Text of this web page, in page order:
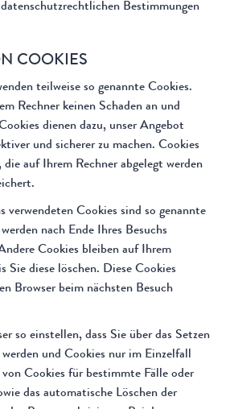
Bestimmungen
COOKIES
teilweise so genannte Cookies.
Rechner keinen Schaden an und
dienen dazu, unser Angebot
und sicherer zu machen. Cookies
auf Ihrem Rechner abgelegt werden
verwendeten Cookies sind so genannte
nach Ende Ihres Besuchs
Cookies bleiben auf Ihrem
Sie diese löschen. Diese Cookies
Browser beim nächsten Besuch
so einstellen, dass Sie über das Setzen
und Cookies nur im Einzelfall
Cookies für bestimmte Fälle oder
das automatische Löschen der